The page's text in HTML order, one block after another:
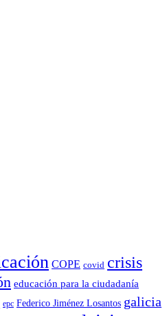
COPE covid crisis
educación para la ciudadaní­a
epc Federico Jiménez Losantos galicia